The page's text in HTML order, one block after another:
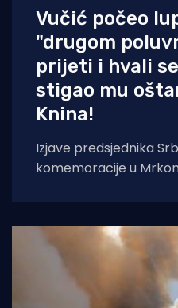
Vučić počeo
"drugom
prijeti i hvali
stigao mu
Knina!
Izjave predsjednika
komemoracije u